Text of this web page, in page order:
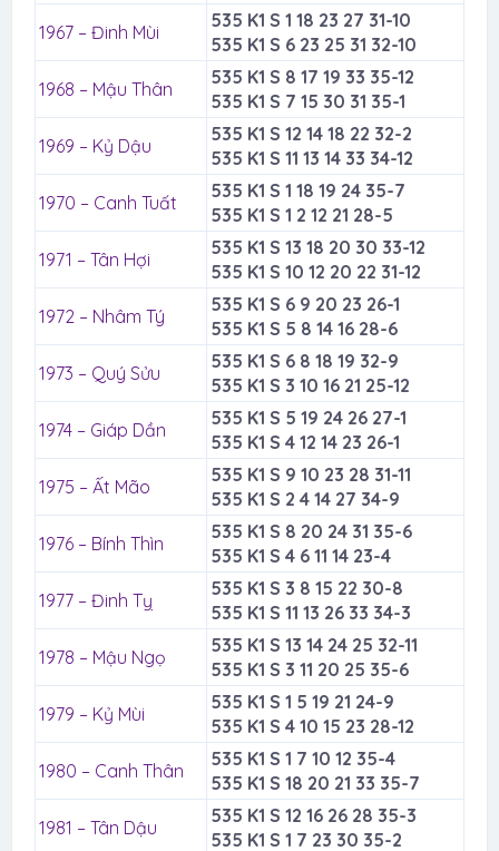
1967 – Đinh Mùi
535 K1 S 1 18 23 27 31-10
535 K1 S 6 23 25 31 32-10
1968 – Mậu Thân
535 K1 S 8 17 19 33 35-12
535 K1 S 7 15 30 31 35-1
1969 – Kỷ Dậu
535 K1 S 12 14 18 22 32-2
535 K1 S 11 13 14 33 34-12
1970 – Canh Tuất
535 K1 S 1 18 19 24 35-7
535 K1 S 1 2 12 21 28-5
1971 – Tân Hợi
535 K1 S 13 18 20 30 33-12
535 K1 S 10 12 20 22 31-12
1972 – Nhâm Tý
535 K1 S 6 9 20 23 26-1
535 K1 S 5 8 14 16 28-6
1973 – Quý Sửu
535 K1 S 6 8 18 19 32-9
535 K1 S 3 10 16 21 25-12
1974 – Giáp Dần
535 K1 S 5 19 24 26 27-1
535 K1 S 4 12 14 23 26-1
1975 – Ất Mão
535 K1 S 9 10 23 28 31-11
535 K1 S 2 4 14 27 34-9
1976 – Bính Thìn
535 K1 S 8 20 24 31 35-6
535 K1 S 4 6 11 14 23-4
1977 – Đinh Tỵ
535 K1 S 3 8 15 22 30-8
535 K1 S 11 13 26 33 34-3
1978 – Mậu Ngọ
535 K1 S 13 14 24 25 32-11
535 K1 S 3 11 20 25 35-6
1979 – Kỷ Mùi
535 K1 S 1 5 19 21 24-9
535 K1 S 4 10 15 23 28-12
1980 – Canh Thân
535 K1 S 1 7 10 12 35-4
535 K1 S 18 20 21 33 35-7
1981 – Tân Dậu
535 K1 S 12 16 26 28 35-3
535 K1 S 1 7 23 30 35-2